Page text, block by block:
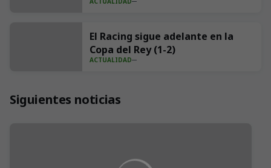
año"
El Racing sigue adelante en la
Copa del Rey (1-2)
ACTUALIDAD
Siguientes noticias